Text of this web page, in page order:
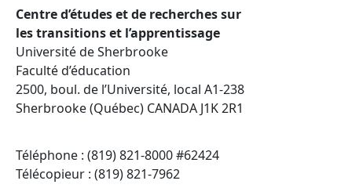
Centre d’études et de recherches sur
les transitions et l’apprentissage
Université de Sherbrooke
Faculté d’éducation
2500, boul. de l’Université, local A1-238
Sherbrooke (Québec) CANADA J1K 2R1
Téléphone : (819) 821-8000 #62424
Télécopieur : (819) 821-7962